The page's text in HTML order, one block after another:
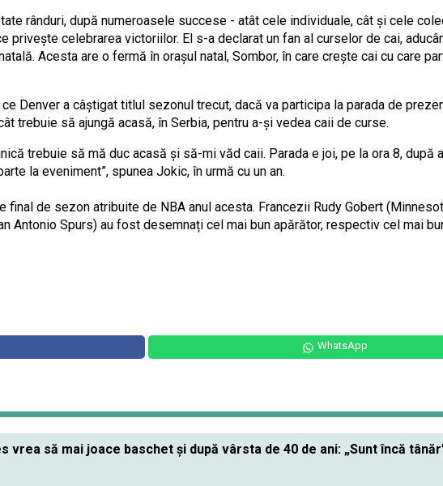
rânduri, după numeroasele succese - atât cele individuale, cât și cele
privește celebrarea victoriilor. El s-a declarat un fan al curselor de cai,
Acesta are o fermă în orașul natal, Sombor, în care crește cai cu care
Denver a câștigat titlul sezonul trecut, dacă va participa la parada de
trebuie să ajungă acasă, în Serbia, pentru a-și vedea caii de curse.
trebuie să mă duc acasă și să-mi văd caii. Parada e joi, pe la ora 8, după
la eveniment”, spunea Jokic, în urmă cu un an.
de sezon atribuite de NBA anul acesta. Francezii Rudy Gobert
Antonio Spurs) au fost desemnați cel mai bun apărător, respectiv cel mai
WhatsApp
vrea să mai joace baschet și după vârsta de 40 de ani: „Sunt încă